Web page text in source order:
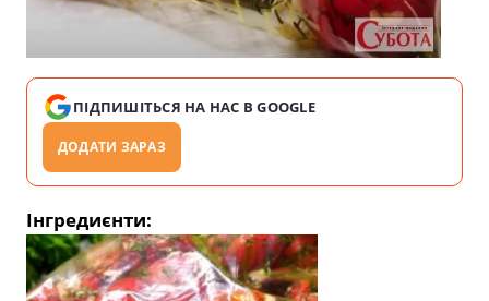
ПІДПИШІТЬСЯ НА НАС В GOOGLE
ДОДАТИ ЗАРАЗ
Інгредиєнти: